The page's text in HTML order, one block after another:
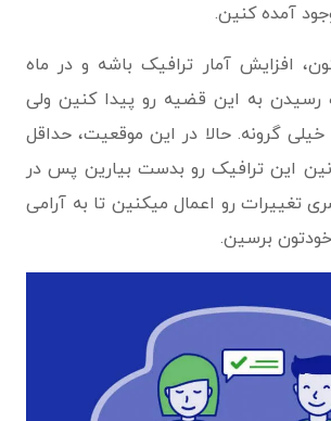
آمده کنین.
افزایش آمار ترافیک باشه و در ماه
رسیدن به این قضیه رو پیدا کنین ولی
گرونه. حالا در این موقعیت، حداقل
این ترافیک رو بدست بیارین پس در
تغییرات رو اعمال میکنین تا به آرامی
برسین.